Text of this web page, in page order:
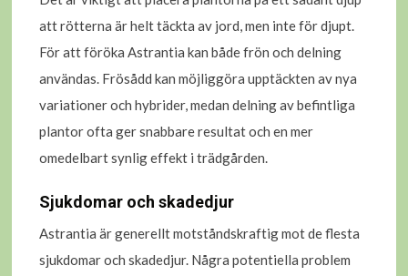
att rötterna är helt täckta av jord, men inte för djupt.
För att föröka Astrantia kan både frön och delning
användas. Frösådd kan möjliggöra upptäckten av nya
variationer och hybrider, medan delning av befintliga
plantor ofta ger snabbare resultat och en mer
omedelbart synlig effekt i trädgården.
Sjukdomar och skadedjur
Astrantia är generellt motståndskraftig mot de flesta
sjukdomar och skadedjur. Några potentiella problem